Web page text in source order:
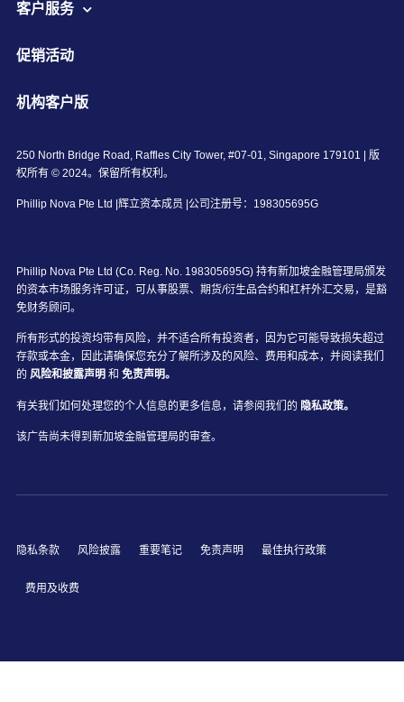
客户服务
促销活动
机构客户版
250 North Bridge Road, Raffles City Tower, #07-01, Singapore 179101 | 版
权所有 © 2024。保留所有权利。
Phillip Nova Pte Ltd |辉立资本成员 |公司注册号：198305695G
Phillip Nova Pte Ltd (Co. Reg. No. 198305695G) 持有新加坡金融管理局颁发
的资本市场服务许可证，可从事股票、期货/衍生品合约和杠杆外汇交易，是豁
免财务顾问。
所有形式的投资均带有风险，并不适合所有投资者，因为它可能导致损失超过
存款或本金，因此请确保您充分了解所涉及的风险、费用和成本，并阅读我们
的 风险和披露声明 和 免责声明。
有关我们如何处理您的个人信息的更多信息，请参阅我们的 隐私政策。
该广告尚未得到新加坡金融管理局的审查。
隐私条款 风险披露 重要笔记 免责声明 最佳执行政策
费用及收费